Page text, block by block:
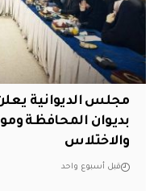
مجلس الديوانية
بديوان المحافظة
والاختلاس
قبل أسبوع واحد